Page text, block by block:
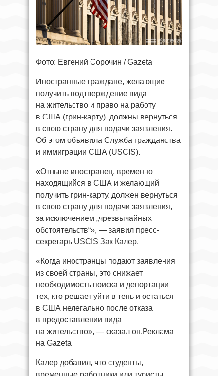
Фото: Евгений Сорочин / Gazeta
Иностранные граждане, желающие
получить подтверждение вида
на жительство и право на работу
в США (грин-карту), должны вернуться
в свою страну для подачи заявления.
Об этом объявила Служба гражданства
и иммиграции США (USCIS).
«Отныне иностранец, временно
находящийся в США и желающий
получить грин-карту, должен вернуться
в свою страну для подачи заявления,
за исключением „чрезвычайных
обстоятельств“», — заявил пресс-
секретарь USCIS Зак Калер.
«Когда иностранцы подают заявления
из своей страны, это снижает
необходимость поиска и депортации
тех, кто решает уйти в тень и остаться
в США нелегально после отказа
в предоставлении вида
на жительство», — сказал он.Реклама
на Gazeta
Калер добавил, что студенты,
временные работники или туристы,